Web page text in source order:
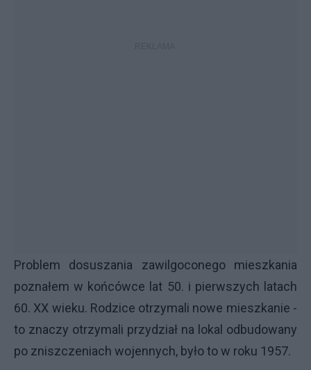
Problem dosuszania zawilgoconego mieszkania
poznałem w końcówce lat 50. i pierwszych latach
60. XX wieku. Rodzice otrzymali nowe mieszkanie -
to znaczy otrzymali przydział na lokal odbudowany
po zniszczeniach wojennych, było to w roku 1957.